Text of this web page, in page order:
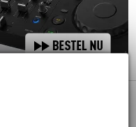
- 4 Ohm passief 2-